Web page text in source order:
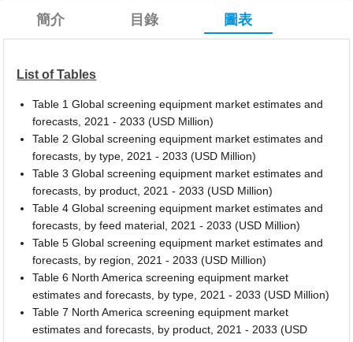
簡介 目錄 圖表
List of Tables
Table 1 Global screening equipment market estimates and
forecasts, 2021 - 2033 (USD Million)
Table 2 Global screening equipment market estimates and
forecasts, by type, 2021 - 2033 (USD Million)
Table 3 Global screening equipment market estimates and
forecasts, by product, 2021 - 2033 (USD Million)
Table 4 Global screening equipment market estimates and
forecasts, by feed material, 2021 - 2033 (USD Million)
Table 5 Global screening equipment market estimates and
forecasts, by region, 2021 - 2033 (USD Million)
Table 6 North America screening equipment market
estimates and forecasts, by type, 2021 - 2033 (USD Million)
Table 7 North America screening equipment market
estimates and forecasts, by product, 2021 - 2033 (USD